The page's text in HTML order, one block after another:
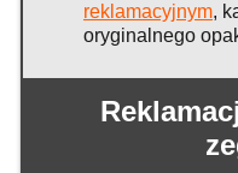
reklamacyjnym,
oryginalnego